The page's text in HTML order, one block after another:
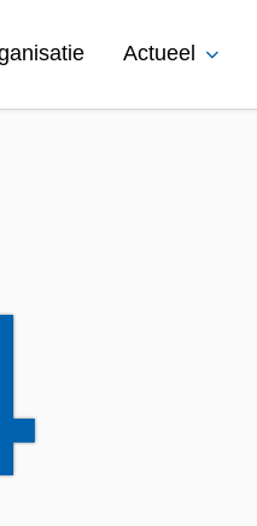
Actueel